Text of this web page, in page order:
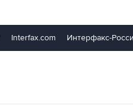
Interfax.com Интерфакс-